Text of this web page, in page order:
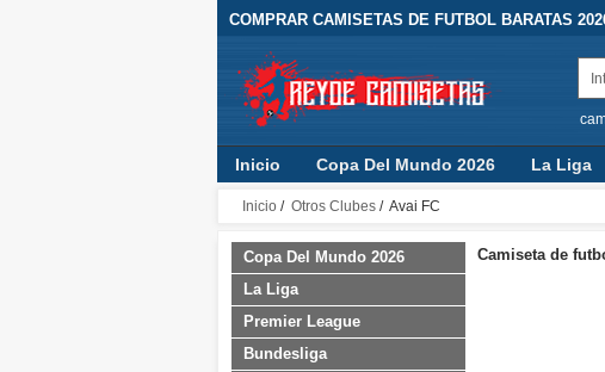
COMPRAR CAMISETAS DE FUTBOL BARATAS
Inicio Copa Del Mundo 2026 La Liga
Inicio / Otros Clubes / Avai FC
Copa Del Mundo 2026
La Liga
Premier League
Bundesliga
Camiseta de